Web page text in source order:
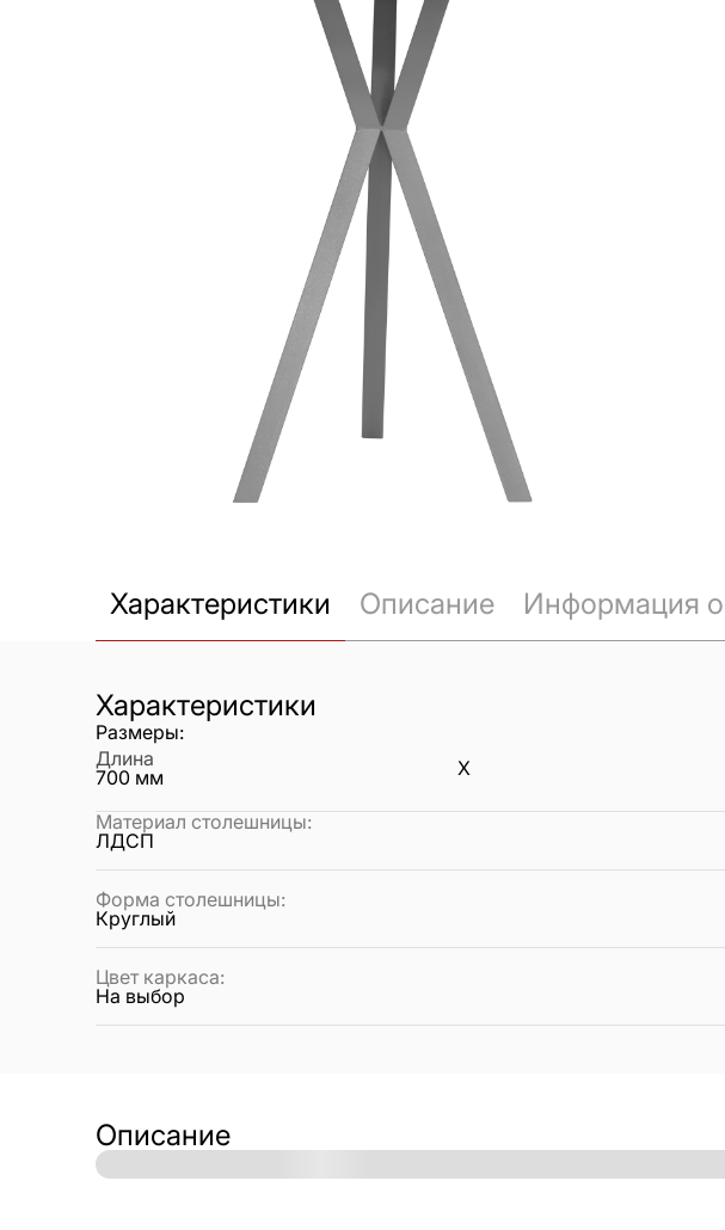
Характеристики Описание Информация о
Характеристики
Размеры:
Длина
700 мм X
Материал столешницы:
ЛДСП
Форма столешницы:
Круглый
Цвет каркаса:
На выбор
Описание